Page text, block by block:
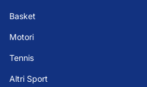
Basket
Motori
Tennis
Altri Sport